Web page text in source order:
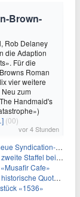
Brown-
Rob Delaney
die Adaption
Für die
Roman
vier weitere
zum
Handmaid's
(00)
vor 4 Stunden
Formate
Staffel bei Peacock
Cafe»
Quotenserie für NBC
«1536»